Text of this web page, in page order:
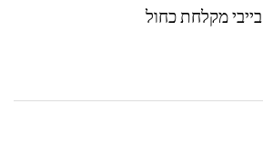
בייבי מקלחת כחול